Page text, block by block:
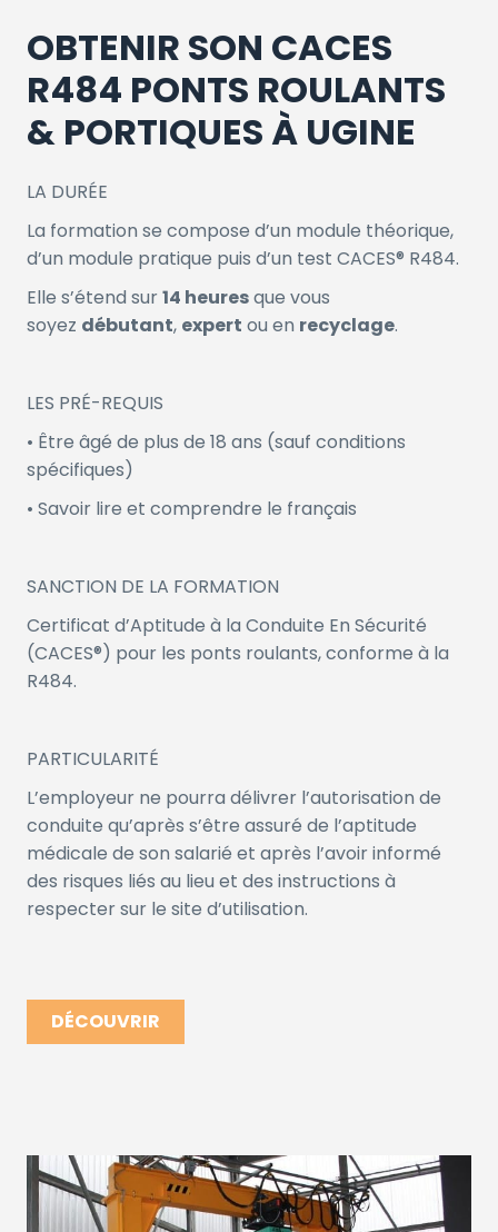
OBTENIR SON CACES
R484 PONTS ROULANTS
& PORTIQUES À UGINE
LA DURÉE
La formation se compose d’un module théorique,
d’un module pratique puis d’un test CACES® R484.
Elle s’étend sur14 heuresque vous
soyez débutant, expert ou en recyclage.
LES PRÉ-REQUIS
• Être âgé de plus de 18 ans (sauf conditions
spécifiques)
• Savoir lire et comprendre le français
SANCTION DE LA FORMATION
Certificat d’Aptitude à la Conduite En Sécurité
(CACES®) pour les ponts roulants, conforme à la
R484.
PARTICULARITÉ
L’employeur ne pourra délivrer l’autorisation de
conduite qu’après s’être assuré de l’aptitude
médicale de son salarié et après l’avoir informé
des risques liés au lieu et des instructions à
respecter sur le site d’utilisation.
DÉCOUVRIR